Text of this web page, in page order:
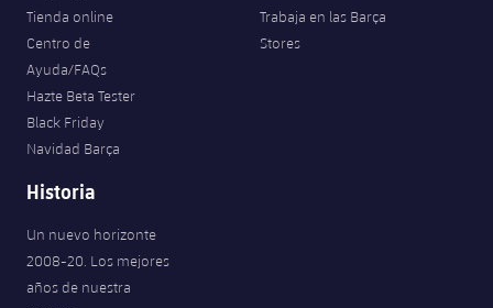
Tienda online
Centro de
Ayuda/FAQs
Hazte Beta Tester
Black Friday
Navidad Barça
Trabaja en las Barça
Stores
Historia
Un nuevo horizonte
2008-20. Los mejores
años de nuestra